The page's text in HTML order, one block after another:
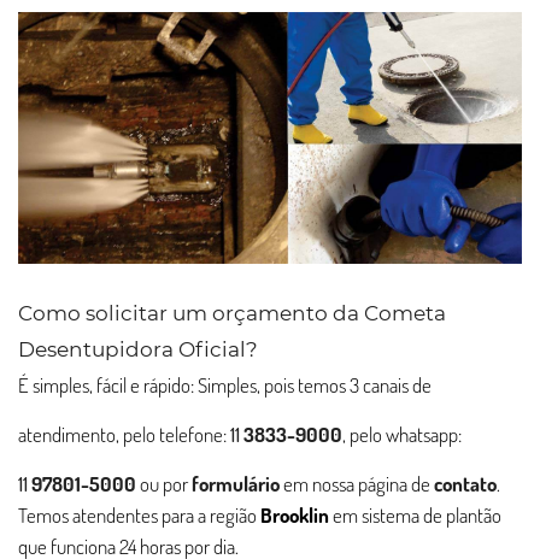
Como solicitar um orçamento da Cometa
Desentupidora Oficial?
É simples, fácil e rápido: Simples, pois temos 3 canais de
atendimento, pelo telefone:113833-9000, pelo whatsapp:
1197801-5000ou porformulárioem nossa página decontato.
Temos atendentes para a região Brooklinem sistema de plantão
que funciona 24 horas por dia.